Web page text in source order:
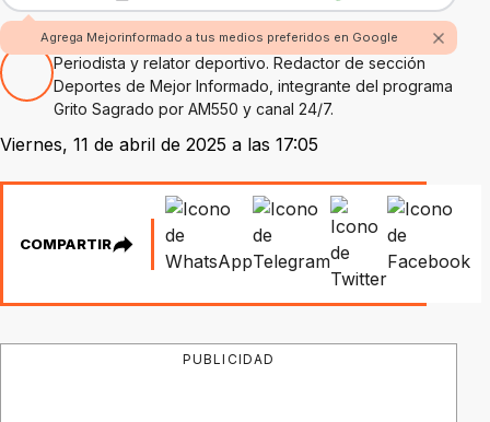
Agrega Mejorinformado a tus medios preferidos en Google
Por Hugo Alejandro Amaolo
Periodista y relator deportivo. Redactor de sección
Deportes de Mejor Informado, integrante del programa
Grito Sagrado por AM550 y canal 24/7.
Viernes, 11 de abril de 2025 a las 17:05
COMPARTIR
PUBLICIDAD